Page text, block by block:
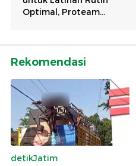
Rekomendasi
detikJatim